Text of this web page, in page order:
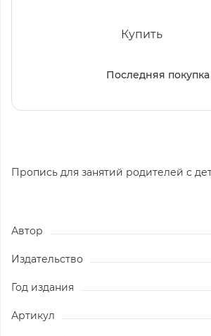
Купить
Последняя покупка
Пропись для занятий родителей с
Автор
Издательство
Год издания
Артикул